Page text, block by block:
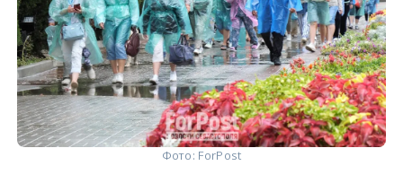
Фото: ForPost